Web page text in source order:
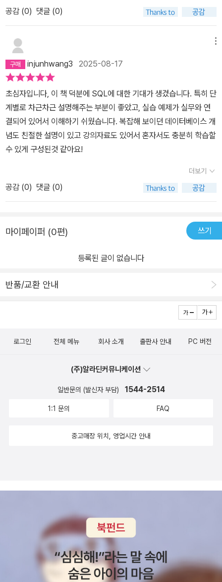
공감 (0) 댓글 (0)
injunhwang3 2025-08-17
초심자입니다, 이 책 덕분에 SQL에 대한 기대가 생겼습니다. 특히 단
계별로 차근차근 설명해주는 부분이 좋았고, 실습 예제가 실무와 연
결되어 있어서 이해하기 쉬웠습니다. 복잡해 보이던 데이터베이스 개
념도 친절한 설명이 있고 강의자료도 있어서 혼자서도 충분히 학습할
수 있게 구성된것 같아요!
더보기
공감 (0) 댓글 (0)
마이페이퍼 (0편) 쓰기
등록된 글이 없습니다
반품/교환 안내
로그인 전체 메뉴 회사 소개 출판사 안내 PC 버전
(주)알라딘커뮤니케이션
일반문의 (발신자 부담) 1544-2514
1:1 문의 FAQ
중고매장 위치, 영업시간 안내